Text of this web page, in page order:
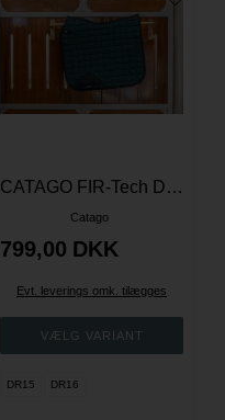
CATAGO FIR-Tech Dressurunderlag - Ponderosa Pine
Catago
799,00 DKK
Evt. leverings omk. tilægges
DR15 DR16